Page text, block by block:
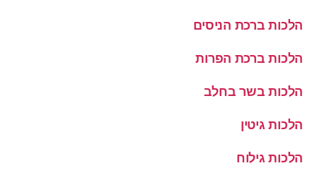
הלכות ברכת הניסים
הלכות ברכת הפרות
הלכות בשר בחלב
הלכות גיטין
הלכות גילוח